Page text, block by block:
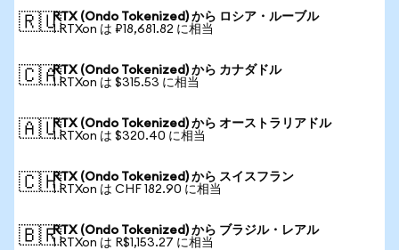
🇷🇺RTX (Ondo Tokenized) から ロシア・ルーブル
1 RTXon は ₽18,681.82 に相当
🇨🇦RTX (Ondo Tokenized) から カナダドル
1 RTXon は $315.53 に相当
🇦🇺RTX (Ondo Tokenized) から オーストラリアドル
1 RTXon は $320.40 に相当
🇨🇭RTX (Ondo Tokenized) から スイスフラン
1 RTXon は CHF 182.90 に相当
🇧🇷RTX (Ondo Tokenized) から ブラジル・レアル
1 RTXon は R$1,153.27 に相当